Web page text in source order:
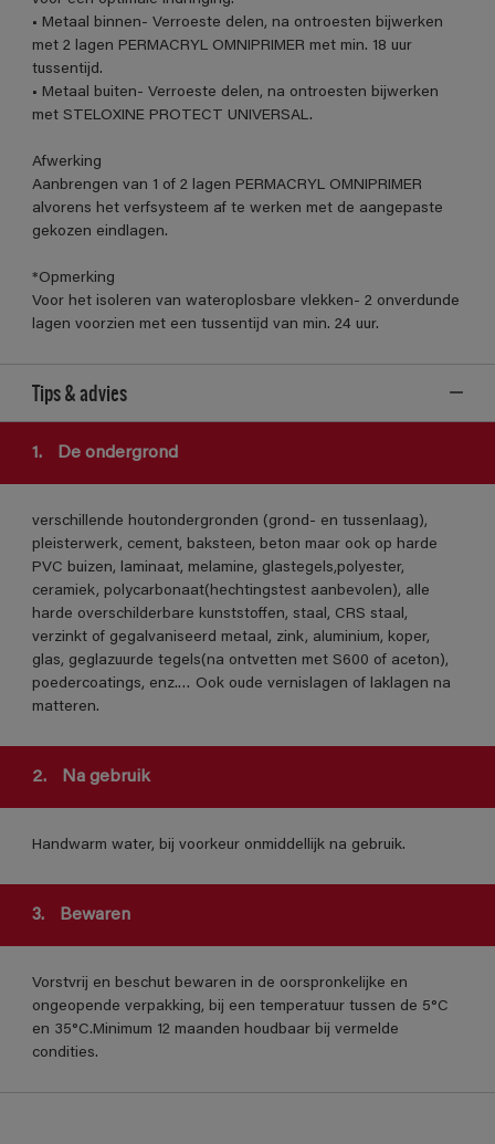
• Metaal binnen- Verroeste delen, na ontroesten bijwerken
met 2 lagen PERMACRYL OMNIPRIMER met min. 18 uur
tussentijd.
• Metaal buiten- Verroeste delen, na ontroesten bijwerken
met STELOXINE PROTECT UNIVERSAL.
Afwerking
Aanbrengen van 1 of 2 lagen PERMACRYL OMNIPRIMER
alvorens het verfsysteem af te werken met de aangepaste
gekozen eindlagen.
*Opmerking
Voor het isoleren van wateroplosbare vlekken- 2 onverdunde
lagen voorzien met een tussentijd van min. 24 uur.
Tips & advies
1. De ondergrond
verschillende houtondergronden (grond- en tussenlaag),
pleisterwerk, cement, baksteen, beton maar ook op harde
PVC buizen, laminaat, melamine, glastegels,polyester,
ceramiek, polycarbonaat(hechtingstest aanbevolen), alle
harde overschilderbare kunststoffen, staal, CRS staal,
verzinkt of gegalvaniseerd metaal, zink, aluminium, koper,
glas, geglazuurde tegels(na ontvetten met S600 of aceton),
poedercoatings, enz.… Ook oude vernislagen of laklagen na
matteren.
2. Na gebruik
Handwarm water, bij voorkeur onmiddellijk na gebruik.
3. Bewaren
Vorstvrij en beschut bewaren in de oorspronkelijke en
ongeopende verpakking, bij een temperatuur tussen de 5°C
en 35°C.Minimum 12 maanden houdbaar bij vermelde
condities.